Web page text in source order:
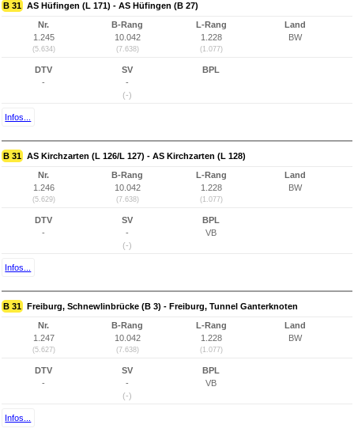
B 31 AS Hüfingen (L 171) - AS Hüfingen (B 27)
Nr.
1.245
(5.634)
B-Rang
10.042
(7.638)
L-Rang
1.228
(1.077)
Land
BW
DTV
-
SV
-
(-)
BPL
Infos...
B 31 AS Kirchzarten (L 126/L 127) - AS Kirchzarten (L 128)
Nr.
1.246
(5.629)
B-Rang
10.042
(7.638)
L-Rang
1.228
(1.077)
Land
BW
DTV
-
SV
-
(-)
BPL
VB
Infos...
B 31 Freiburg, Schnewlinbrücke (B 3) - Freiburg, Tunnel Ganterknoten
Nr.
1.247
(5.627)
B-Rang
10.042
(7.638)
L-Rang
1.228
(1.077)
Land
BW
DTV
-
SV
-
(-)
BPL
VB
Infos...